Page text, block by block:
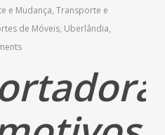
e Mudança, Transporte e
de Móveis, Uberlândia,